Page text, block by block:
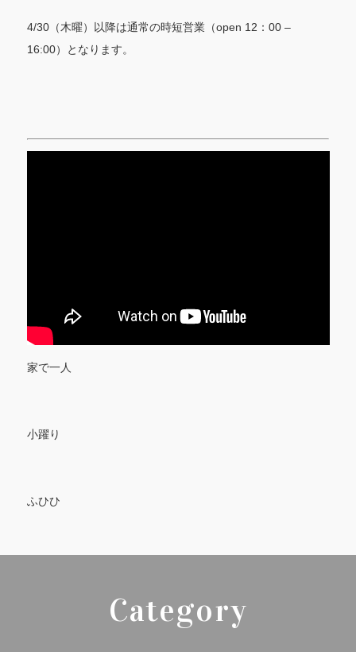
4/30（木曜）以降は通常の時短営業（open 12：00 –
16:00）となります。
家で一人
小躍り
ふひひ
Category